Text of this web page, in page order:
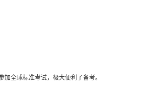
全球标准考试，极大便利了备考。